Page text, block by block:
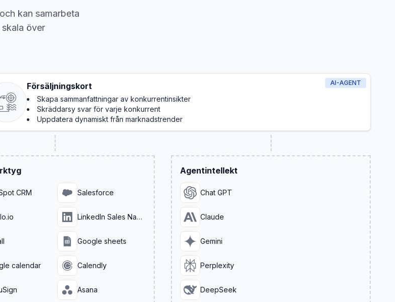
kan samarbeta
över
AI-AGENT
Försäljningskort
Skapa sammanfattningar av konkurrentinsikter
Skräddarsy svar för varje konkurrent
Uppdatera dynamiskt från marknadstrender
CRM Salesforce
LinkedIn Sales Navigator
Google sheets
calendar Calendly
Asana
Agentintellekt
Chat GPT
Claude
Gemini
Perplexity
DeepSeek